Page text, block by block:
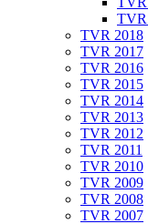
TVR
TVR 2018
TVR 2017
TVR 2016
TVR 2015
TVR 2014
TVR 2013
TVR 2012
TVR 2011
TVR 2010
TVR 2009
TVR 2008
TVR 2007